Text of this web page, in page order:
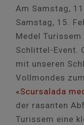
Am Samstag,
Samstag, 15.
Medel
Schlittel-Event.
mit unseren
Vollmondes
«Scursalada
der rasanten
Turissem eine